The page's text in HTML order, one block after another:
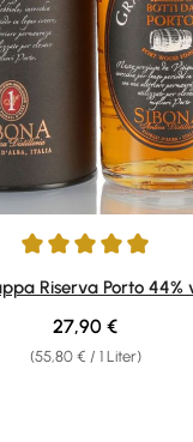
von 4.9 von
Riserva Porto 44%
(55,80 € / 1 Liter)
Regulärer Preis:
27,90 €